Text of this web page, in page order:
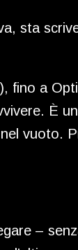
sta
fino a
È
vuoto.
–